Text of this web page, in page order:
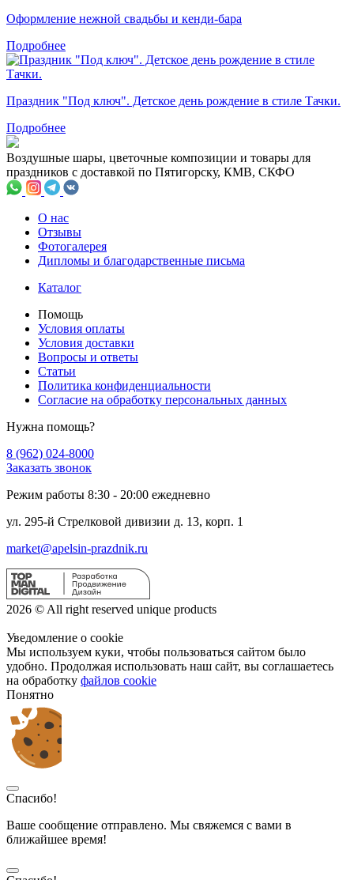
Оформление нежной свадьбы и кенди-бара
Подробнее
Праздник "Под ключ". Детское день рождение в стиле Тачки.
Подробнее
Воздушные шары, цветочные композиции и товары для
праздников с доставкой по Пятигорску, КМВ, СКФО
О нас
Отзывы
Фотогалерея
Дипломы и благодарственные письма
Каталог
Помощь
Условия оплаты
Условия доставки
Вопросы и ответы
Статьи
Политика конфиденциальности
Cогласие на обработку персональных данных
Нужна помощь?
8 (962) 024-8000
Заказать звонок
Режим работы 8:30 - 20:00 ежедневно
ул. 295-й Стрелковой дивизии д. 13, корп. 1
market@apelsin-prazdnik.ru
2026 © All right reserved unique products
Уведомление о cookie
Мы используем куки, чтобы пользоваться сайтом было
удобно. Продолжая использовать наш сайт, вы соглашаетесь
на обработку файлов cookie
Понятно
Спасибо!
Ваше сообщение отправлено. Мы свяжемся с вами в
ближайшее время!